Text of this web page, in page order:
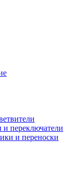
переключатели
и переноски